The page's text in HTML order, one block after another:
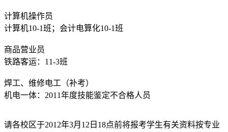
计算机操作员
计算机10-1班；会计电算化10-1班
商品营业员
铁路客运：11-3班
焊工、维修电工（补考）
机电一体：2011年度技能鉴定不合格人员
请各校区于2012年3月12日18点前将报考学生有关资料按专业